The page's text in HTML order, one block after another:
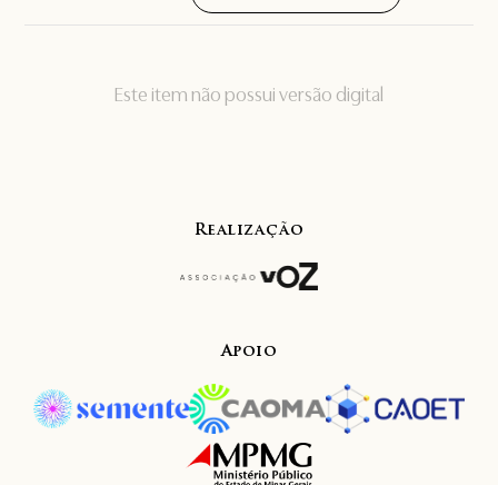
Este item não possui versão digital
Realização
Apoio